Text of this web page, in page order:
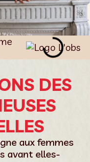
DES
aux femmes
avant elles-